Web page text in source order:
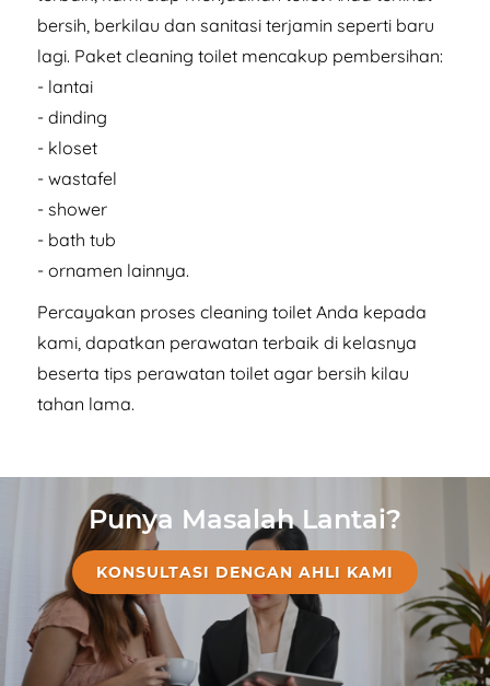
bersih, berkilau dan sanitasi terjamin seperti baru
lagi. Paket cleaning toilet mencakup pembersihan:
- lantai
- dinding
- kloset
- wastafel
- shower
- bath tub
- ornamen lainnya.
Percayakan proses cleaning toilet Anda kepada
kami, dapatkan perawatan terbaik di kelasnya
beserta tips perawatan toilet agar bersih kilau
tahan lama.
Punya Masalah Lantai?
KONSULTASI DENGAN AHLI KAMI